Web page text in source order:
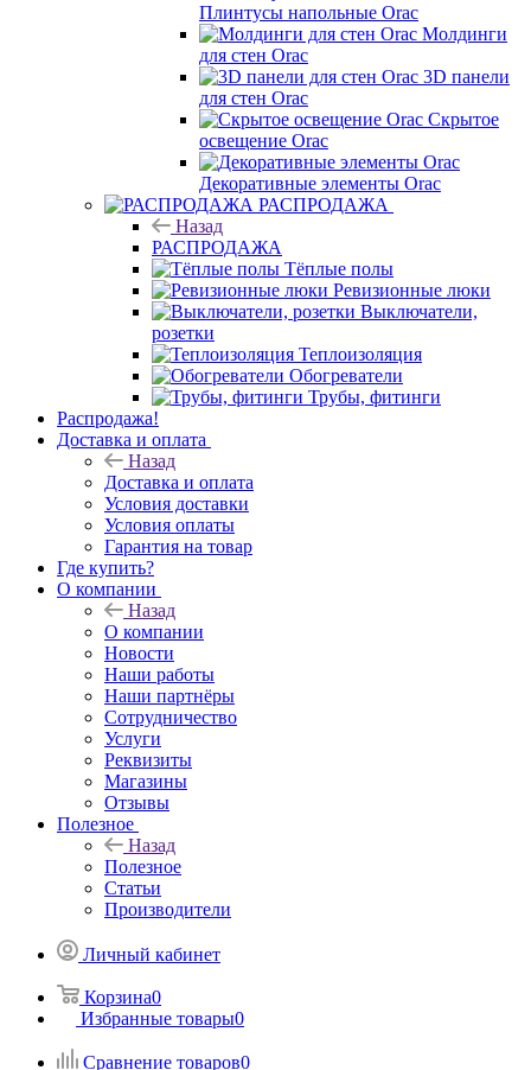
Плинтусы напольные Orac
Молдинги
для стен Orac
3D панели
для стен Orac
Скрытое
освещение Orac
Декоративные элементы Orac
РАСПРОДАЖА
Назад
РАСПРОДАЖА
Тёплые полы
Ревизионные люки
Выключатели,
розетки
Теплоизоляция
Обогреватели
Трубы, фитинги
Распродажа!
Доставка и оплата
Назад
Доставка и оплата
Условия доставки
Условия оплаты
Гарантия на товар
Где купить?
О компании
Назад
О компании
Новости
Наши работы
Наши партнёры
Сотрудничество
Услуги
Реквизиты
Магазины
Отзывы
Полезное
Назад
Полезное
Статьи
Производители
Личный кабинет
Корзина0
Избранные товары0
Сравнение товаров0